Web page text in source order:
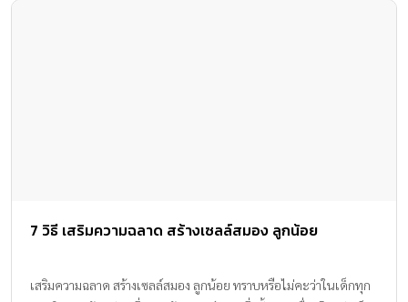
7 วิธี เสริมความฉลาด สร้างเซลล์สมอง ลูกน้อย
เสริมความฉลาด สร้างเซลล์สมอง ลูกน้อย ทราบหรือไม่คะว่าในเด็กทุก